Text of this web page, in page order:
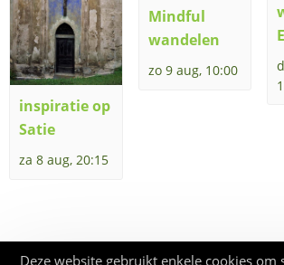
inspiratie op
Satie
za 8 aug, 20:15
Mindful
wandelen
zo 9 aug, 10:00
Deze website gebruikt enkele cookies om